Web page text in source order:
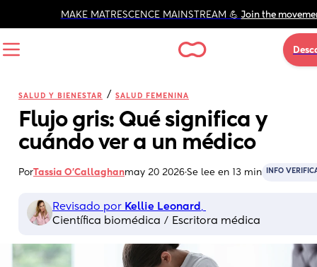
MAKE MATRESCENCE MAINSTREAM 💪 Join the
SALUD Y BIENESTAR / SALUD FEMENINA
Flujo gris: Qué significa y
cuándo ver a un médico
PorTassia O'Callaghanmay 20 2026·Se lee en 13 min INFO
Revisado por Kellie Leonard ,
Científica biomédica / Escritora médica